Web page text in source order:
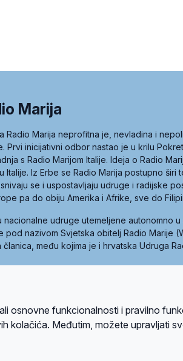
Marija
Radio Marija neprofitna je, nevladina i
Prvi inicijativni odbor nastao je u krilu
s Radio Marijom Italije. Ideja o Radio
Italije. Iz Erbe se Radio Marija postupno
se i uspostavljaju udruge i radijske
pa do obiju Amerika i Afrike, sve do
nacionalne udruge utemeljene autonomno
pod nazivom Svjetska obitelj Radio Marije
članica, među kojima je i hrvatska Udruga
osnovne funkcionalnosti i pravilno
kolačića. Međutim, možete upravljati